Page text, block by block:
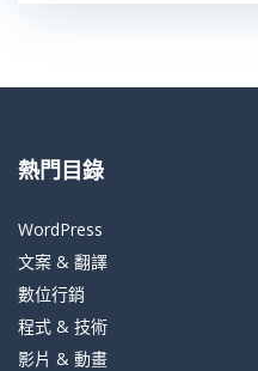
熱門目錄
WordPress
文案 & 翻譯
數位行銷
程式 & 技術
影片 & 動畫